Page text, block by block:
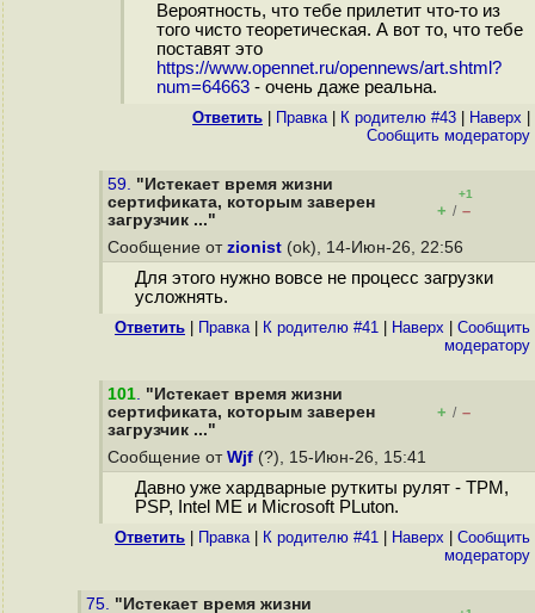
Вероятность, что тебе прилетит что-то из
того чисто теоретическая. А вот то, что тебе
поставят это
https://www.opennet.ru/opennews/art.shtml?
num=64663- очень даже реальна.
Ответить Правка| К родителю #43 Наверх
Cообщить модератору
59. "Истекает время жизни
сертификата, которым заверен
загрузчик ..."
+1
+ / –
Сообщение от zionist (ok), 14-Июн-26, 22:56
Для этого нужно вовсе не процесс загрузки
усложнять.
Ответить Правка| К родителю #41 Наверх
Cообщить
модератору
101. "Истекает время жизни
сертификата, которым заверен
загрузчик ..."
+ / –
Сообщение от Wjf (?), 15-Июн-26, 15:41
Давно уже хардварные руткиты рулят - TPM,
PSP, Intel ME и Microsoft PLuton.
Ответить Правка| К родителю #41 Наверх
Cообщить
модератору
75. "Истекает время жизни